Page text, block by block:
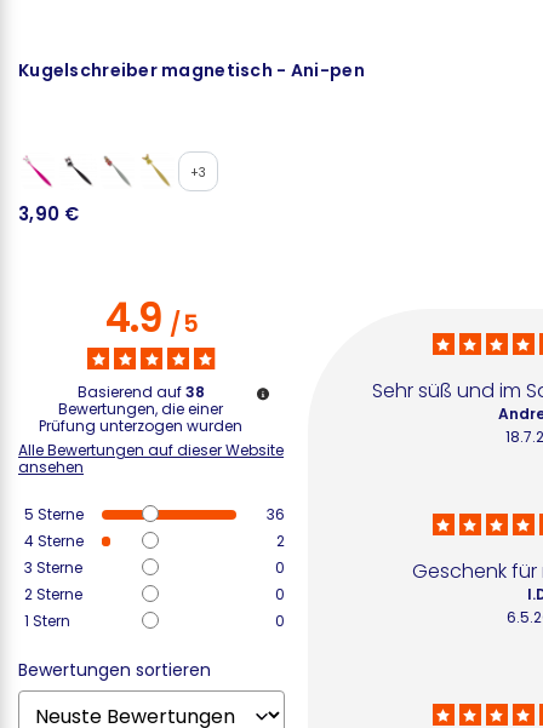
Kugelschreiber magnetisch - Ani-pen
+3
3,90 €
4.9/5
Basierend auf38
Bewertungen, die einer
Prüfung unterzogen wurden
Alle Bewertungen auf dieser Website
ansehen
5 Sterne
36
4Sterne
2
3 Sterne
0
2Sterne
0
1 Stern 0
Bewertungen sortieren
Sehr süß und im
Geschenk